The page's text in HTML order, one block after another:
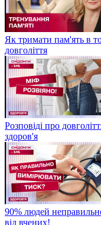
Як тримати пам'ять в
довголіття
Розповіді про
здоров'я
90% людей
від вчених!